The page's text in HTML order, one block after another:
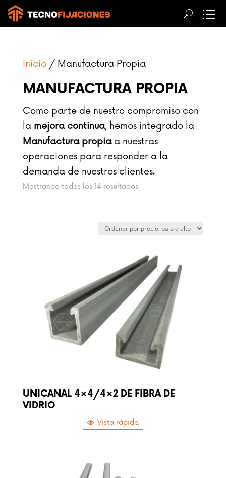
Inicio/ Manufactura Propia
MANUFACTURA PROPIA
Como parte de nuestro compromiso con
la mejora continua, hemos integrado la
Manufactura propiaa nuestras
operaciones para responder a la
demanda de nuestros clientes.
Mostrando todos los 14 resultadosSorted
low
high
UNICANAL 4×4/4×2 DE FIBRA DE
VIDRIO
Vista rápida